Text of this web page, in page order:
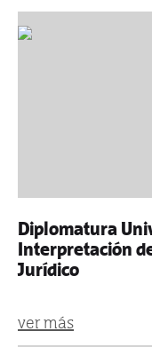
Diplomatura
Interpretación
Jurídico
ver más